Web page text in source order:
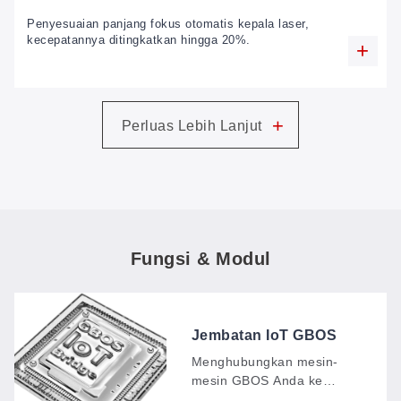
Penyesuaian panjang fokus otomatis kepala laser,
kecepatannya ditingkatkan hingga 20%.
Perluas Lebih Lanjut +
Fungsi & Modul
Jembatan IoT GBOS
Menghubungkan mesin-
mesin GBOS Anda ke